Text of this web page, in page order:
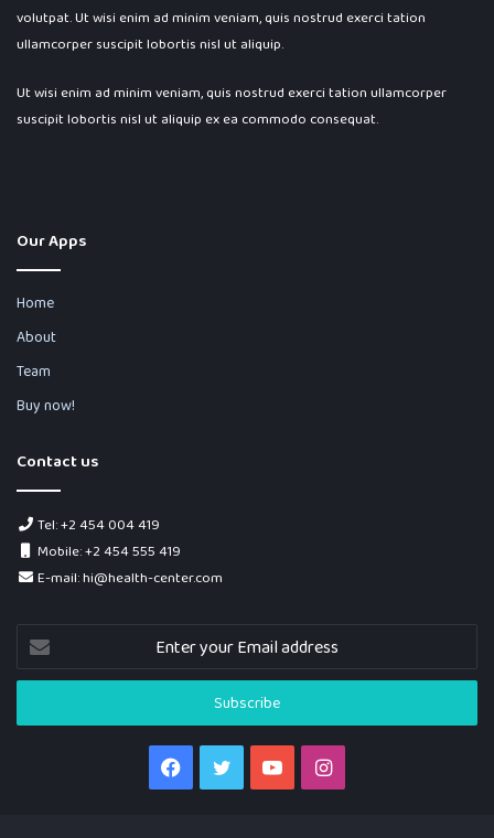
volutpat. Ut wisi enim ad minim veniam, quis nostrud exerci tation
ullamcorper suscipit lobortis nisl ut aliquip.
Ut wisi enim ad minim veniam, quis nostrud exerci tation ullamcorper
suscipit lobortis nisl ut aliquip ex ea commodo consequat.
Our Apps
Home
About
Team
Buy now!
Contact us
Tel: +2 454 004 419
Mobile: +2 454 555 419
E-mail: hi@health-center.com
your
Email
FacebookTwitterYouTubeInstagram